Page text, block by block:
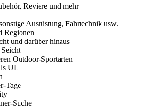
Reviere und mehr
Ausrüstung, Fahrtechnik usw.
Regionen
und darüber hinaus
Outdoor-Sportarten
UL
Tage
Suche